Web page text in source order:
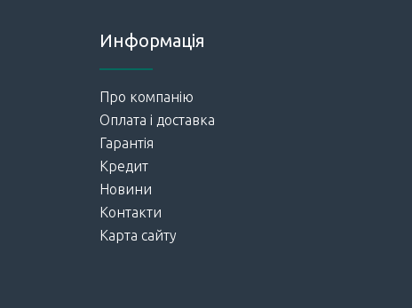
Информація
Про компанію
Оплата і доставка
Гарантія
Кредит
Новини
Контакти
Карта сайту